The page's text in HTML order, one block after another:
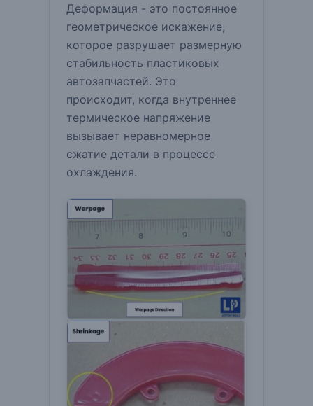
Деформация - это постоянное
геометрическое искажение,
которое разрушает размерную
стабильность пластиковых
автозапчастей. Это
происходит, когда внутреннее
термическое напряжение
вызывает неравномерное
сжатие детали в процессе
охлаждения.